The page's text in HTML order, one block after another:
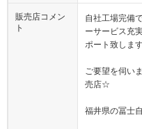
販売店コメン
ト
自社工場完備
ーサービス充
ポート致します
ご要望を伺い
売店☆
福井県の冨士